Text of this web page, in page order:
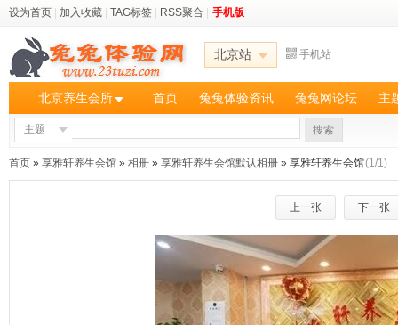
设为首页 加入收藏 TAG标签 RSS聚合 手机版
北京站 手机站
北京养生会所 首页 兔兔体验资讯 兔兔网论坛 主
主题 搜索
首页 » 享雅轩养生会馆 » 相册 » 享雅轩养生会馆默认相册 » 享雅轩养生会馆(1/1)
上一张 下一张